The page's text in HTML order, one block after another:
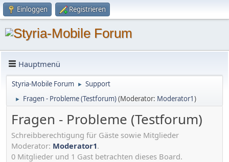
Einloggen Registrieren
Hauptmenü
Styria-Mobile Forum ► Support
► Fragen - Probleme (Testforum)(Moderator: Moderator1)
Fragen - Probleme (Testforum)
Schreibberechtigung für Gäste sowie Mitglieder
Moderator: Moderator1.
0 Mitglieder und 1 Gast betrachten dieses Board.